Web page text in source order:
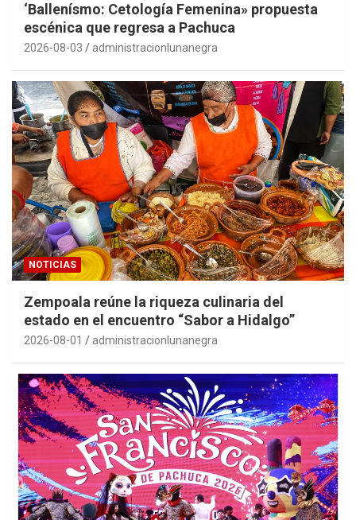
‘Ballenísmo: Cetología Femenina» propuesta
escénica que regresa a Pachuca
2026-08-03 administracionlunanegra
NOTICIAS
Zempoala reúne la riqueza culinaria del
estado en el encuentro “Sabor a Hidalgo”
2026-08-01 administracionlunanegra